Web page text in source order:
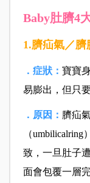
Baby肚臍4
1.臍疝氣／臍
．症狀： 寶寶
易膨出，但只
．原因： 臍疝
（
致，一旦肚子
面會包覆一層